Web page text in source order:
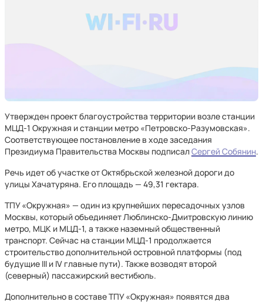
Утвержден проект благоустройства территории возле станции
МЦД-1 Окружная и станции метро «Петровско-Разумовская».
Соответствующее постановление в ходе заседания
Президиума Правительства Москвы подписалСергей Собянин.
Речь идет об участке от Октябрьской железной дороги до
улицы Хачатуряна. Его площадь — 49,31 гектара.
ТПУ «Окружная» — один из крупнейших пересадочных узлов
Москвы, который объединяет Люблинско-Дмитровскую линию
метро, МЦК и МЦД-1, а также наземный общественный
транспорт. Сейчас на станции МЦД-1 продолжается
строительство дополнительной островной платформы (под
будущие III и IV главные пути). Также возводят второй
(северный) пассажирский вестибюль.
Дополнительно в составе ТПУ «Окружная» появятся два